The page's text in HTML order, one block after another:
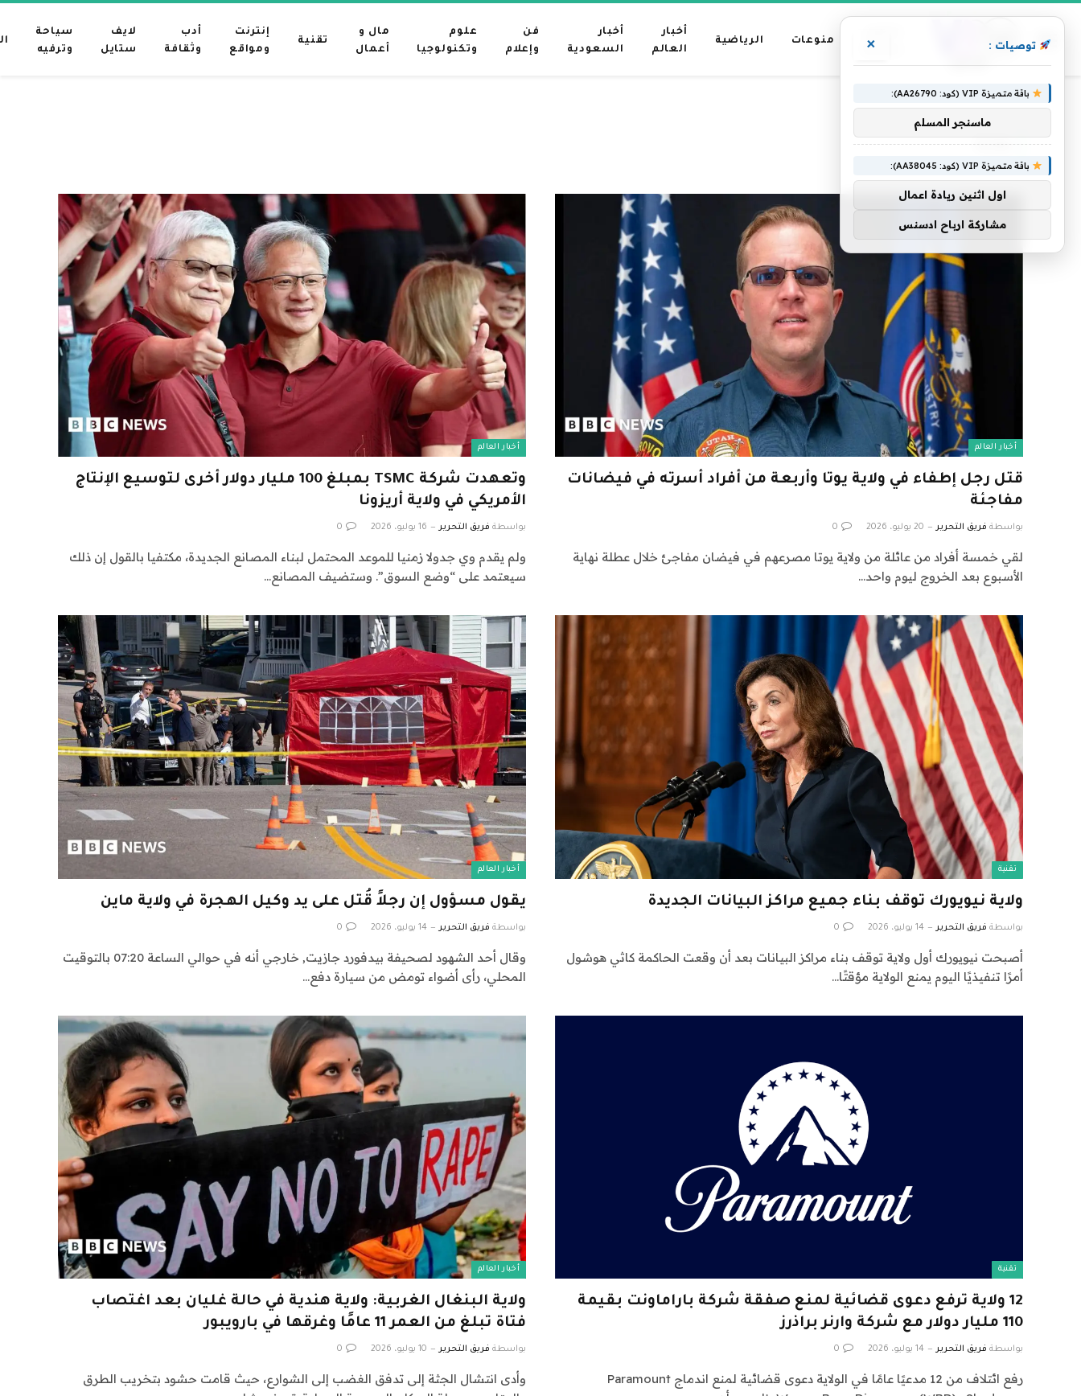
رئيسية
منوعات الرياضية
أخبار
العالم
أخبار
السعودية
فن
وإعلام
علوم
وتكنولوجيا
مال و
أعمال
تقنية
إنترنت
ومواقع
أدب
وثقافة
لايف
ستايل
سياحة
وترفيه
الرئيسية » ولاية
ولاية
أخبار العالم
قتل رجل إطفاء في ولاية يوتا وأربعة من أفراد أسرته في فيضانات
مفاجئة
بواسطة فريق التحرير 20 يوليو، 2026 0
لقي خمسة أفراد من عائلة من ولاية يوتا مصرعهم في فيضان مفاجئ خلال عطلة نهاية
الأسبوع بعد الخروج ليوم واحد…
أخبار العالم
وتعهدت شركة TSMC بمبلغ 100 مليار دولار أخرى لتوسيع الإنتاج
الأمريكي في ولاية أريزونا
بواسطة فريق التحرير 16 يوليو، 2026 0
ولم يقدم وي جدولا زمنيا للموعد المحتمل لبناء المصانع الجديدة، مكتفيا بالقول إن ذلك
سيعتمد على “وضع السوق”. وستضيف المصانع…
تقنية
ولاية نيويورك توقف بناء جميع مراكز البيانات الجديدة
بواسطة فريق التحرير 14 يوليو، 2026 0
أصبحت نيويورك أول ولاية توقف بناء مراكز البيانات بعد أن وقعت الحاكمة كاثي هوشول
أمرًا تنفيذيًا اليوم يمنع الولاية مؤقتًا…
أخبار العالم
يقول مسؤول إن رجلاً قُتل على يد وكيل الهجرة في ولاية ماين
بواسطة فريق التحرير 14 يوليو، 2026 0
وقال أحد الشهود لصحيفة بيدفورد جازيت, خارجي أنه في حوالي الساعة 07:20 بالتوقيت
المحلي، رأى أضواء تومض من سيارة دفع…
تقنية
12 ولاية ترفع دعوى قضائية لمنع صفقة شركة باراماونت بقيمة
110 مليار دولار مع شركة وارنر براذرز
بواسطة فريق التحرير 14 يوليو، 2026 0
رفع ائتلاف من 12 مدعيًا عامًا في الولاية دعوى قضائية لمنع اندماج Paramount
أخبار العالم
ولاية البنغال الغربية: ولاية هندية في حالة غليان بعد اغتصاب
فتاة تبلغ من العمر 11 عامًا وغرقها في بارويبور
بواسطة فريق التحرير 10 يوليو، 2026 0
وأدى انتشال الجثة إلى تدفق الغضب إلى الشوارع، حيث قامت حشود بتخريب الطرق
توصيات : ×
باقة متميزة VIP (كود: AA26790):
ماسنجر المسلم
باقة متميزة VIP (كود: AA38045):
اول اثنين ريادة اعمال
مشاركة ارباح ادسنس